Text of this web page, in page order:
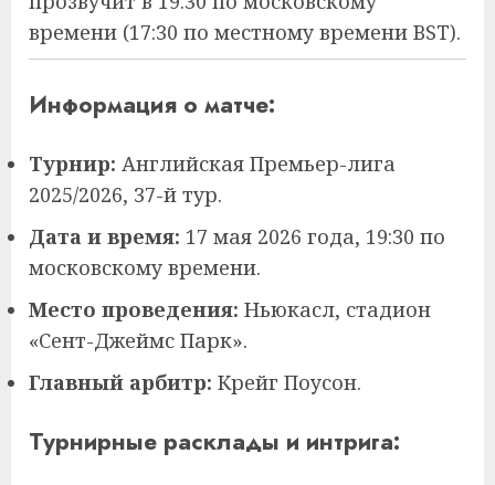
времени (17:30 по местному времени BST).
Информация о матче:
Турнир: Английская Премьер-лига
2025/2026, 37-й тур.
Дата и время: 17 мая 2026 года, 19:30 по
московскому времени.
Место проведения: Ньюкасл, стадион
«Сент-Джеймс Парк».
Главный арбитр: Крейг Поусон.
Турнирные расклады и интрига: